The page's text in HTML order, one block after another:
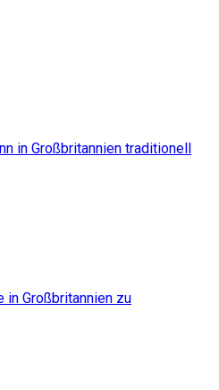
in Großbritannien traditionell
Großbritannien zu